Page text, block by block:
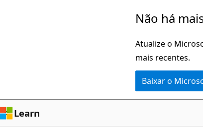
Não há
Atualize o
mais recentes.
Baixar o
Learn